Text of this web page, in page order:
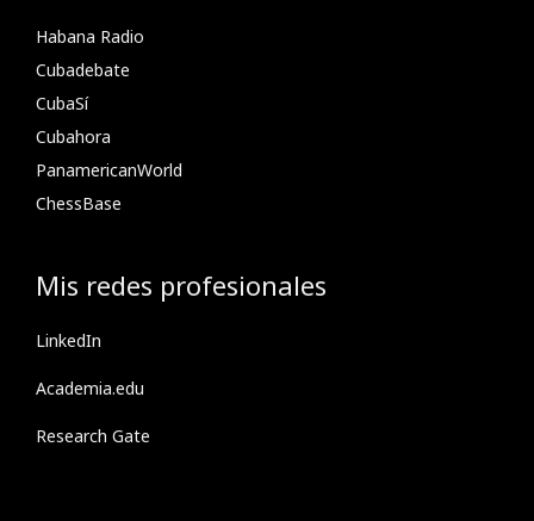
Habana Radio
Cubadebate
CubaSí
Cubahora
PanamericanWorld
ChessBase
Mis redes profesionales
LinkedIn
Academia.edu
Research Gate